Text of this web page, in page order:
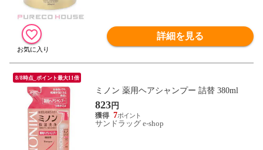
詳細を見る
8/8時点_ポイント最大11倍
ミノン 薬用ヘアシャンプー 詰替 380ml
823円
7
サンドラッグ e-shop